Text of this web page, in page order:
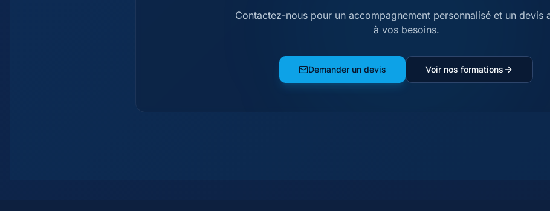
Contactez-nous pour un accompagnement personnalisé et un devis
à vos besoins.
Demander un devis Voir nos formations